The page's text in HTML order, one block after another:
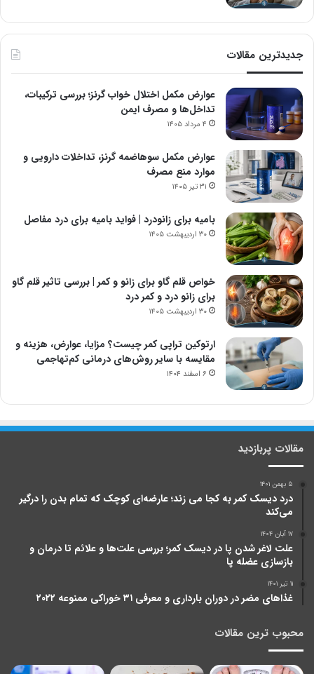
جدیدترین مقالات
عوارض مکمل اختلال خواب گرنز؛ بررسی ترکیبات،
تداخل‌ها و مصرف ایمن
۴ مرداد ۱۴۰۵
عوارض مکمل سوهاضمه گرنز، تداخلات دارویی و
موارد منع مصرف
۳۱ تیر ۱۴۰۵
بامیه برای زانودرد | فواید بامیه برای درد مفاصل
۳۰ اردیبهشت ۱۴۰۵
خواص قلم گاو برای زانو و کمر | بررسی تاثیر قلم گاو
برای زانو درد و کمر درد
۳۰ اردیبهشت ۱۴۰۵
ارتوکین تراپی کمر چیست؟ مزایا، عوارض، هزینه و
مقایسه با سایر روش‌های درمانی کم‌تهاجمی
۶ اسفند ۱۴۰۴
مقالات پربازدید
۵ بهمن ۱۴۰۱
درد دیسک کمر به کجا می ‌زند؛ عارضه‌ای کوچک که تمام بدن را درگیر
می‌کند
۱۷ آبان ۱۴۰۴
علت لاغر شدن پا در دیسک کمر؛ بررسی علت‌ها و علائم تا درمان و
بازسازی عضله پا
۱۱ تیر ۱۴۰۱
غذاهای مضر در دوران بارداری و معرفی ۳۱ خوراکی ممنوعه ۲۰۲۲
محبوب ترین مقالات